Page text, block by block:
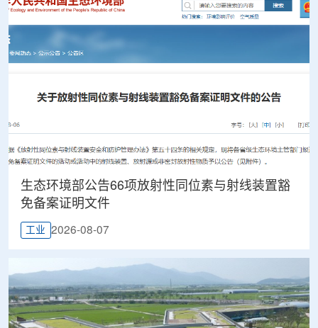
生态环境部公告66项放射性同位素与射线装置豁
免备案证明文件
工业 2026-08-07